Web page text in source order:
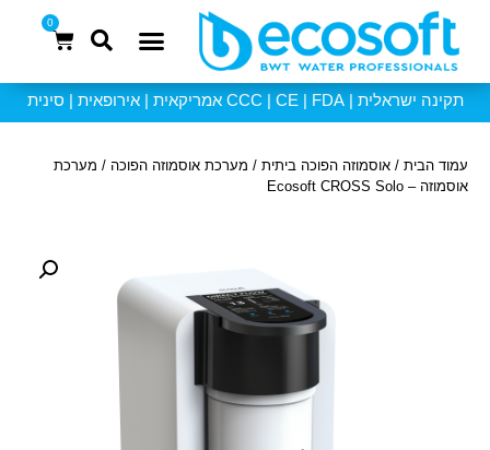
0
תקינה ישראלית | CCC | CE | FDA אמריקאית | אירופאית | סינית
עמוד הבית / אוסמוזה הפוכה ביתית / מערכת אוסמוזה הפוכה / מערכת
אוסמוזה – Ecosoft CROSS Solo